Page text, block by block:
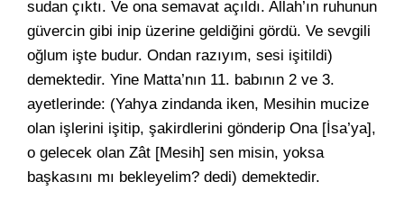
sudan çıktı. Ve ona semavat açıldı. Allah’ın ruhunun
güvercin gibi inip üzerine geldiğini gördü. Ve sevgili
oğlum işte budur. Ondan razıyım, sesi işitildi)
demektedir. Yine Matta’nın 11. babının 2 ve 3.
ayetlerinde: (Yahya zindanda iken, Mesihin mucize
olan işlerini işitip, şakirdlerini gönderip Ona [İsa’ya],
o gelecek olan Zât [Mesih] sen misin, yoksa
başkasını mı bekleyelim? dedi) demektedir.